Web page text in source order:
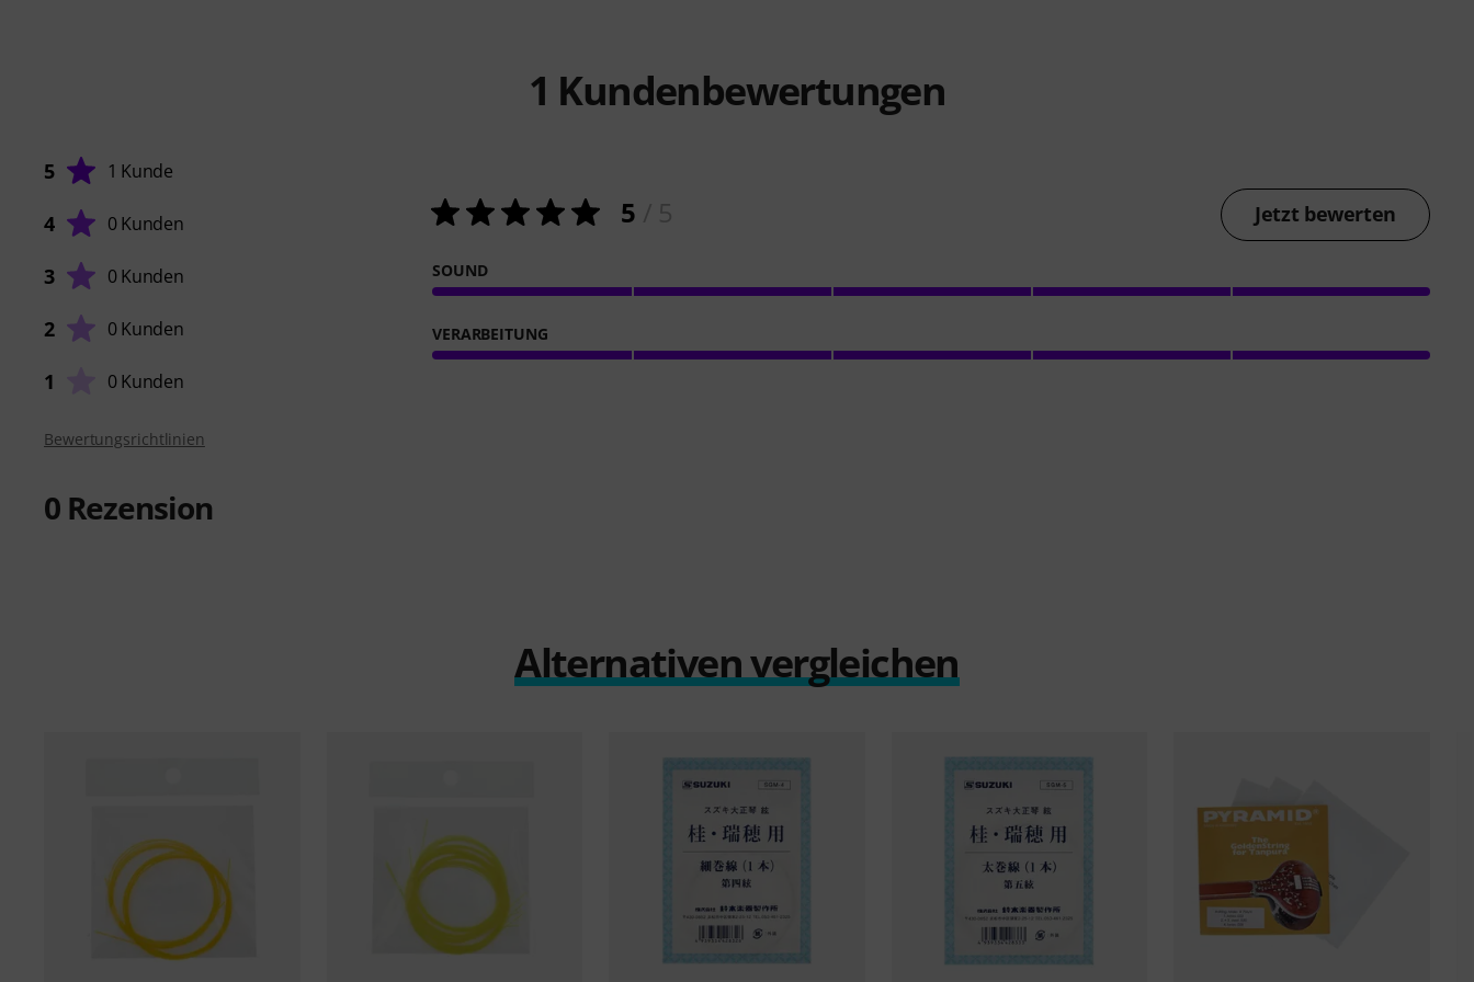
1 Kundenbewertungen
5 1 Kunde
4 0 Kunden
3 0 Kunden
2 0 Kunden
1 0 Kunden
5 Jetzt bewerten
SOUND
VERARBEITUNG
Bewertungsrichtlinien
0 Rezension
Alternativen vergleichen